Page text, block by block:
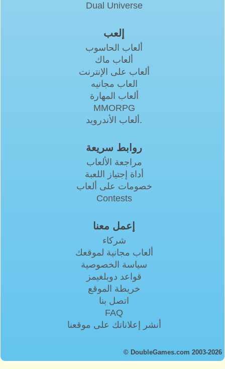
Dual Universe
إلعب
ألعاب الحاسوب
ألعاب ماك
ألعاب على الإنترنت
العاب مجانيه
ألعاب المهارة
MMORPG
ألعاب الأندرويد.
روابط سريعة
مراجعة الألعاب
أداة إجتياز اللعبة
خصومات على ألعاب
Contests
إعمل معنا
شركاء
ألعاب مجانية لموقعك
سياسة الخصوصية
قواعد دوبلغيمز
خريطة الموقع
اتصل بنا
FAQ
أنشر إعلاناتك على موقعنا
© DoubleGames.com 2003-2026